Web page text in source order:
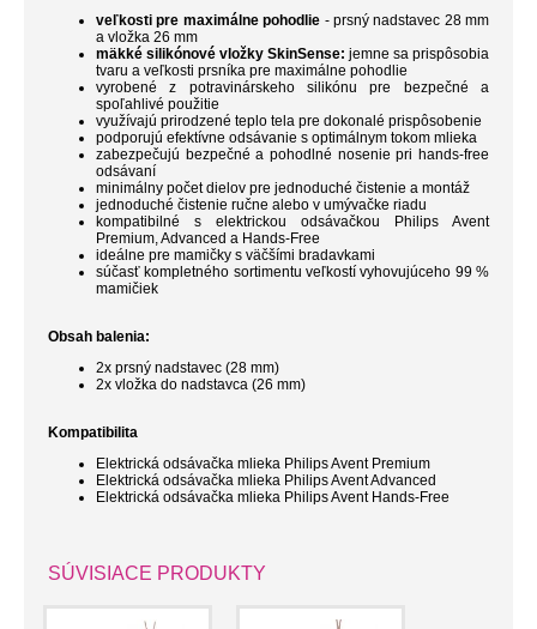
veľkosti pre maximálne pohodlie - prsný nadstavec 28 mm
a vložka 26 mm
mäkké silikónové vložky SkinSense: jemne sa prispôsobia
tvaru a veľkosti prsníka pre maximálne pohodlie
vyrobené z potravinárskeho silikónu pre bezpečné a
spoľahlivé použitie
využívajú prirodzené teplo tela pre dokonalé prispôsobenie
podporujú efektívne odsávanie s optimálnym tokom mlieka
zabezpečujú bezpečné a pohodlné nosenie pri hands-free
odsávaní
minimálny počet dielov pre jednoduché čistenie a montáž
jednoduché čistenie ručne alebo v umývačke riadu
kompatibilné s elektrickou odsávačkou Philips Avent
Premium, Advanced a Hands-Free
ideálne pre mamičky s väčšími bradavkami
súčasť kompletného sortimentu veľkostí vyhovujúceho 99 %
mamičiek
Obsah balenia:
2x prsný nadstavec (28 mm)
2x vložka do nadstavca (26 mm)
Kompatibilita
Elektrická odsávačka mlieka Philips Avent Premium
Elektrická odsávačka mlieka Philips Avent Advanced
Elektrická odsávačka mlieka Philips Avent Hands-Free
SÚVISIACE PRODUKTY